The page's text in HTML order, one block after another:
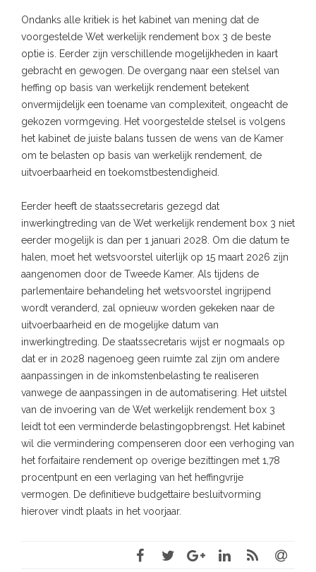
Ondanks alle kritiek is het kabinet van mening dat de
voorgestelde Wet werkelijk rendement box 3 de beste
optie is. Eerder zijn verschillende mogelijkheden in kaart
gebracht en gewogen. De overgang naar een stelsel van
heffing op basis van werkelijk rendement betekent
onvermijdelijk een toename van complexiteit, ongeacht de
gekozen vormgeving. Het voorgestelde stelsel is volgens
het kabinet de juiste balans tussen de wens van de Kamer
om te belasten op basis van werkelijk rendement, de
uitvoerbaarheid en toekomstbestendigheid.
Eerder heeft de staatssecretaris gezegd dat
inwerkingtreding van de Wet werkelijk rendement box 3 niet
eerder mogelijk is dan per 1 januari 2028. Om die datum te
halen, moet het wetsvoorstel uiterlijk op 15 maart 2026 zijn
aangenomen door de Tweede Kamer. Als tijdens de
parlementaire behandeling het wetsvoorstel ingrijpend
wordt veranderd, zal opnieuw worden gekeken naar de
uitvoerbaarheid en de mogelijke datum van
inwerkingtreding. De staatssecretaris wijst er nogmaals op
dat er in 2028 nagenoeg geen ruimte zal zijn om andere
aanpassingen in de inkomstenbelasting te realiseren
vanwege de aanpassingen in de automatisering. Het uitstel
van de invoering van de Wet werkelijk rendement box 3
leidt tot een verminderde belastingopbrengst. Het kabinet
wil die vermindering compenseren door een verhoging van
het forfaitaire rendement op overige bezittingen met 1,78
procentpunt en een verlaging van het heffingvrije
vermogen. De definitieve budgettaire besluitvorming
hierover vindt plaats in het voorjaar.